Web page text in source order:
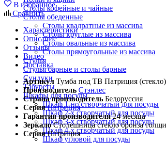
Столы кофейные и чайные
Столы обеденные
Столы квадратные из массива
Столы круглые из массива
Столы овальные из массива
Столы прямоугольные из массива
Стулья
Стулья барные и столы барные
Сундуки
Табуреты
Шкафы для посуды
Шкаф 1-но створчатый для посуды
Шкаф 2-х створчатый для посуды
Шкаф 3-х створчатый для посуды
Шкаф 4-х створчатый для посуды
Шкаф угловой для посуды
В избранное
Сравнить
Характеристики
Описание
Отзывы
Видео
Доставка
Артикул Тумба под ТВ Патриция (стекло)
Производитель Стэнлес
Страна производитель Белоруссия
Серия Патриция
Гарантия производителя 24 месяца
Зеркало Столешница стекло бронза
Серия Патриция